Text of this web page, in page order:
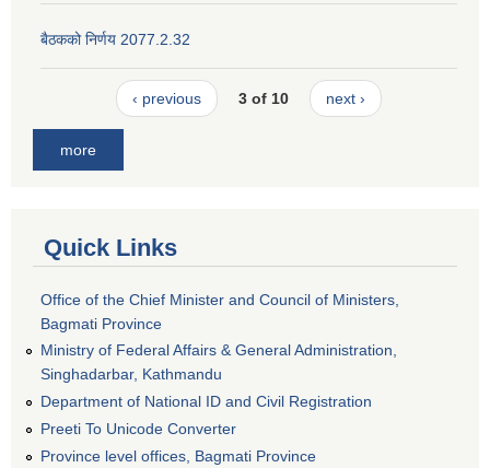
बैठकको निर्णय 2077.2.32
‹ previous 3 of 10 next ›
more
Quick Links
Office of the Chief Minister and Council of Ministers,
Bagmati Province
Ministry of Federal Affairs & General Administration,
Singhadarbar, Kathmandu
Department of National ID and Civil Registration
Preeti To Unicode Converter
Province level offices, Bagmati Province